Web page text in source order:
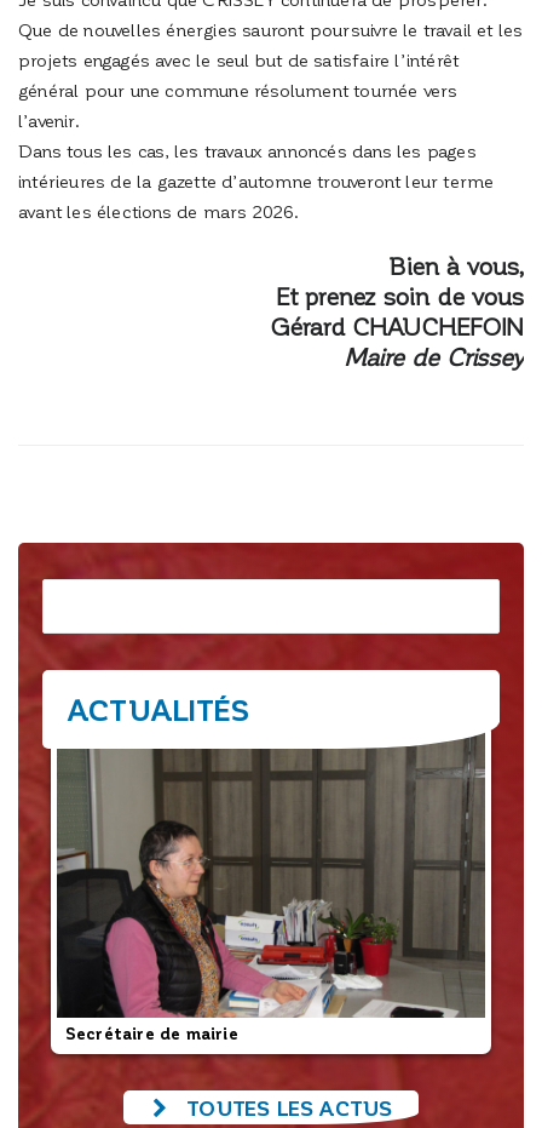
Que de nouvelles énergies sauront poursuivre le travail et les
projets engagés avec le seul but de satisfaire l’intérêt
général pour une commune résolument tournée vers
l’avenir.
Dans tous les cas, les travaux annoncés dans les pages
intérieures de la gazette d’automne trouveront leur terme
avant les élections de mars 2026.
Bien à vous,
Et prenez soin de vous
Gérard CHAUCHEFOIN
Maire de Crissey
ACTUALITÉS
Secrétaire de mairie
TOUTES LES ACTUS